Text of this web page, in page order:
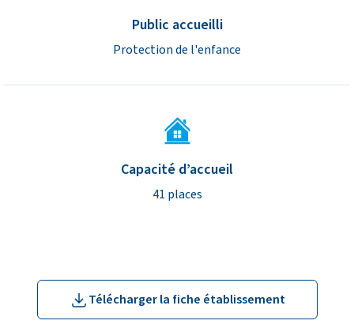
Public accueilli
Protection de l'enfance
Capacité d’accueil
41 places
Télécharger la fiche établissement